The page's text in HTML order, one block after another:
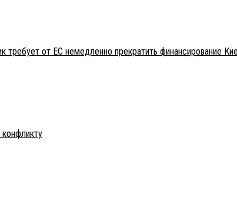
от ЕС немедленно прекратить финансирование
конфликту